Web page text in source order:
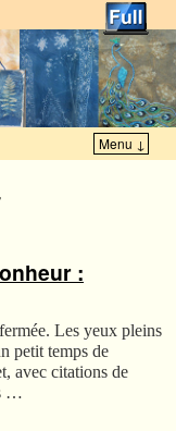
Menu ↓
:
Les yeux pleins
petit temps de
avec citations de
…